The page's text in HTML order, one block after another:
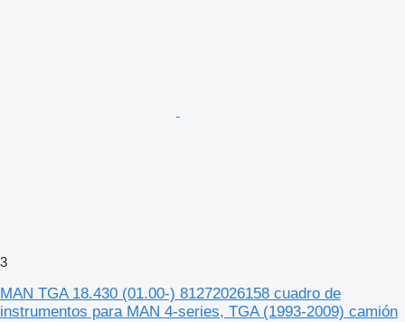
3
MAN TGA 18.430 (01.00-) 81272026158 cuadro de
instrumentos para MAN 4-series, TGA (1993-2009) camión